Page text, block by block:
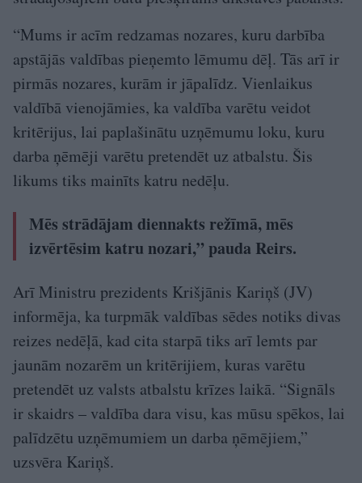
“Mums ir acīm redzamas nozares, kuru darbība
apstājās valdības pieņemto lēmumu dēļ. Tās arī ir
pirmās nozares, kurām ir jāpalīdz. Vienlaikus
valdībā vienojāmies, ka valdība varētu veidot
kritērijus, lai paplašinātu uzņēmumu loku, kuru
darba ņēmēji varētu pretendēt uz atbalstu. Šis
likums tiks mainīts katru nedēļu.
Mēs strādājam diennakts režīmā, mēs
izvērtēsim katru nozari,” pauda Reirs.
Arī Ministru prezidents Krišjānis Kariņš (JV)
informēja, ka turpmāk valdības sēdes notiks divas
reizes nedēļā, kad cita starpā tiks arī lemts par
jaunām nozarēm un kritērijiem, kuras varētu
pretendēt uz valsts atbalstu krīzes laikā. “Signāls
ir skaidrs – valdība dara visu, kas mūsu spēkos, lai
palīdzētu uzņēmumiem un darba ņēmējiem,”
uzsvēra Kariņš.